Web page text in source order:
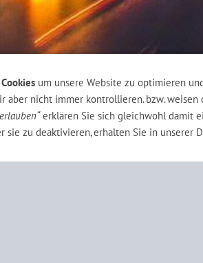
um unsere Website zu optimieren
nicht immer kontrollieren. bzw. weisen
erklären Sie sich gleichwohl damit
sie zu deaktivieren, erhalten Sie in unserer